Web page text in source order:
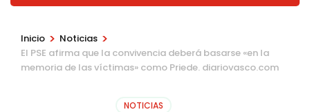
Inicio > Noticias >
El PSE afirma que la convivencia deberá basarse «en la
memoria de las víctimas» como Priede. diariovasco.com
NOTICIAS